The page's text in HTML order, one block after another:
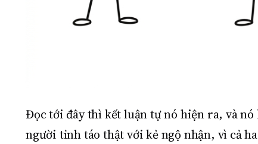
Đọc tới đây thì kết luận tự nó hiện ra, và
người tỉnh táo thật với kẻ ngộ nhận, vì cả